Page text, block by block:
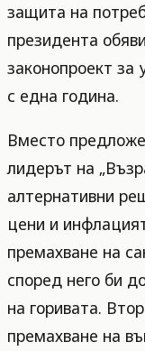
защита на
президента
законопроект за
с една година.
Вместо
лидерът на
алтернативни
цени и
премахване на
според него би
на горивата.
премахване на